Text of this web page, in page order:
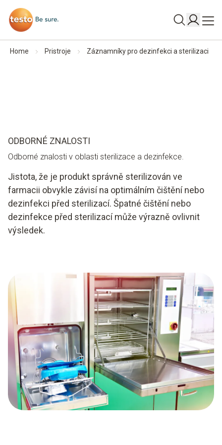
Home Pristroje Záznamníky pro dezinfekci a sterilizaci
ODBORNÉ ZNALOSTI
Odborné znalosti v oblasti sterilizace a dezinfekce.
Jistota, že je produkt správně sterilizován ve
farmacii obvykle závisí na optimálním čištění nebo
dezinfekci před sterilizací. Špatné čištění nebo
dezinfekce před sterilizací může výrazně ovlivnit
výsledek.